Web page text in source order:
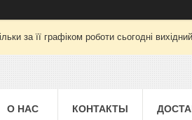
за її графіком роботи сьогодні
О НАС КОНТАКТЫ